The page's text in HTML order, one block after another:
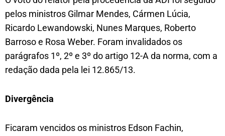
pelos ministros Gilmar Mendes, Cármen Lúcia,
Ricardo Lewandowski, Nunes Marques, Roberto
Barroso e Rosa Weber. Foram invalidados os
parágrafos 1º, 2º e 3º do artigo 12-A da norma, com a
redação dada pela lei 12.865/13.
Divergência
Ficaram vencidos os ministros Edson Fachin,